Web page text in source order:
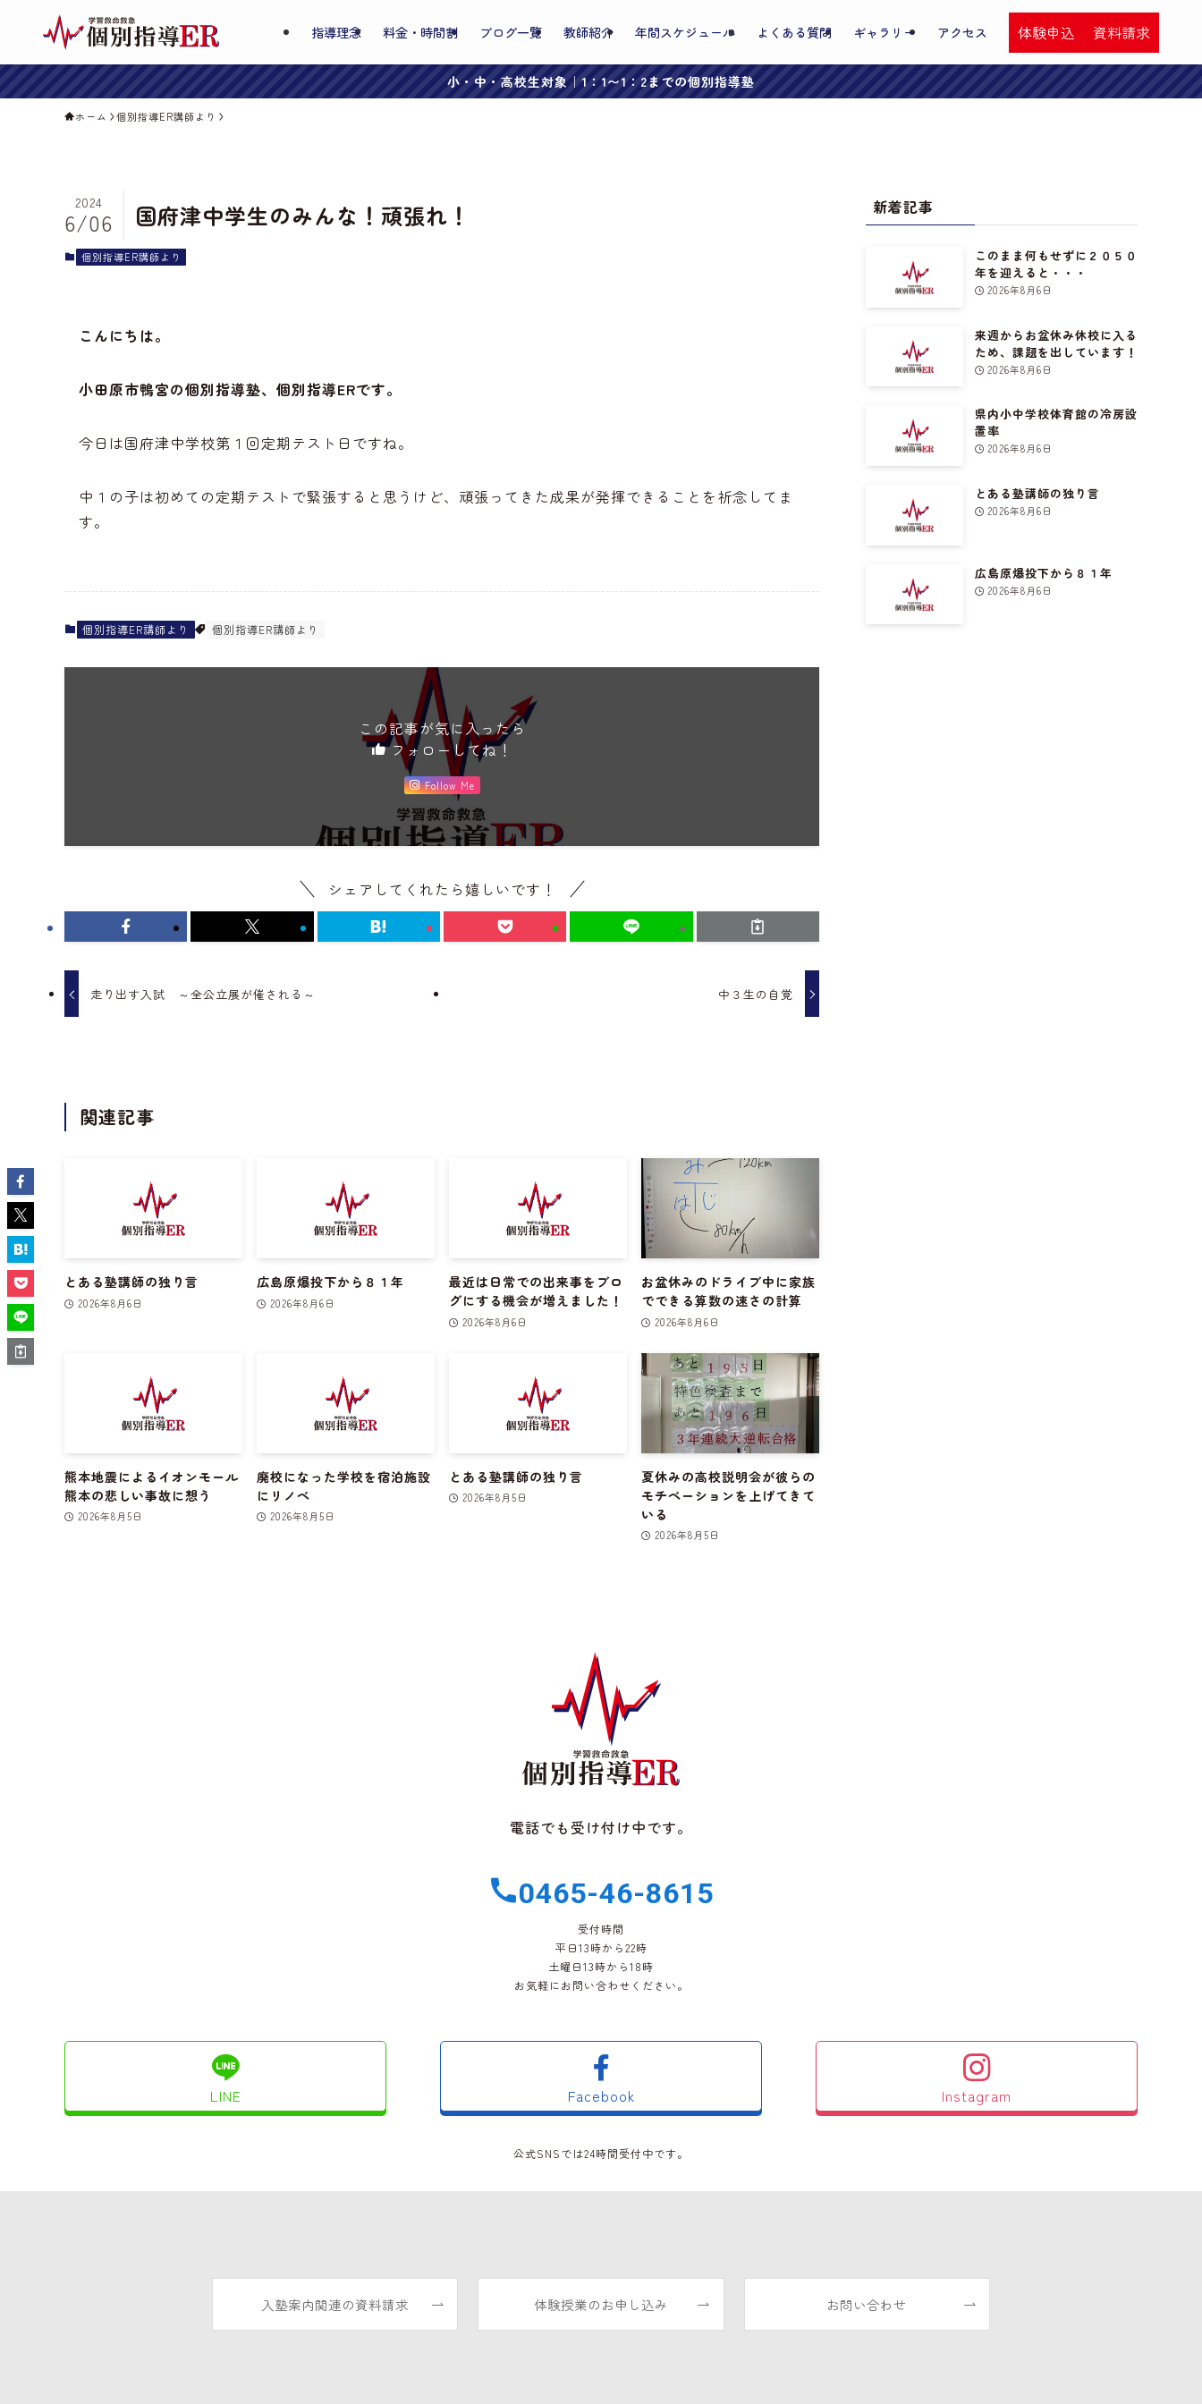
指導理念 料金・時間割 ブログ一覧 教師紹介 年間スケジュール よくある質問 ギャラリー アクセス 体験申込 資料請求
小・中・高校生対象｜1：1〜1：2までの個別指導塾
ホーム 個別指導ER講師より
国府津中学生のみんな！頑張れ！
2024
6/06
個別指導ER講師より
こんにちは。
小田原市鴨宮の個別指導塾、個別指導ERです。
今日は国府津中学校第１回定期テスト日ですね。
中１の子は初めての定期テストで緊張すると思うけど、頑張ってきた成果が発揮できることを祈念してま
す。
個別指導ER講師より 個別指導ER講師より
この記事が気に入ったら
フォローしてね！
Follow Me
シェアしてくれたら嬉しいです！
走り出す入試 ～全公立展が催される～ 中３生の自覚
関連記事
とある塾講師の独り言
2026年8月6日
広島原爆投下から８１年
2026年8月6日
最近は日常での出来事をブロ
グにする機会が増えました！
2026年8月6日
お盆休みのドライブ中に家族
でできる算数の速さの計算
2026年8月6日
熊本地震によるイオンモール
熊本の悲しい事故に想う
2026年8月5日
廃校になった学校を宿泊施設
にリノベ
2026年8月5日
とある塾講師の独り言
2026年8月5日
夏休みの高校説明会が彼らの
モチベーションを上げてきて
いる
2026年8月5日
新着記事
このまま何もせずに２０５０
年を迎えると・・・
2026年8月6日
来週からお盆休み休校に入る
ため、課題を出しています！
2026年8月6日
県内小中学校体育館の冷房設
置率
2026年8月6日
とある塾講師の独り言
2026年8月6日
広島原爆投下から８１年
2026年8月6日
電話でも受け付け中です。
0465-46-8615
受付時間
平日13時から22時
土曜日13時から18時
お気軽にお問い合わせください。
LINE Facebook Instagram
公式SNSでは24時間受付中です。
入塾案内関連の資料請求 体験授業のお申し込み お問い合わせ